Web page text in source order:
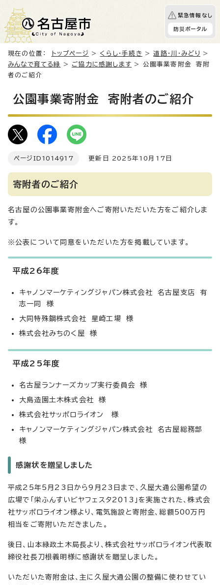
緊急情報なし
防災ポータル
現在の位置： トップページ > くらし・手続き >道路・川・みどり
>
みんなで育てる緑
> ご協力に感謝します > 公園事業寄附金 寄附
者のご紹介
公園事業寄附金 寄附者のご紹介
ページID 1014917 更新日 2025年10月17日
寄附者のご紹介
名古屋の公園事業寄附金へご寄附いただいた方をご紹介しま
す。
※公表について同意をいただいた方を掲載しています。
平成26年度
キャノンマーケティングジャパン株式会社 名古屋支店 有
志一同 様
大同特殊鋼株式会社 星崎工場 様
株式会社みちのく屋 様
平成25年度
名古屋ランナーズカップ実行委員会 様
大島造園土木株式会社 様
株式会社サッポロライオン 様
キャノンマーケティングジャパン株式会社 名古屋総務部
様
感謝状を贈呈しました
平成25年5月23日から9月23日まで、久屋大通公園希望の
広場で「栄ふんすいビヤフェスタ2013」を実施された、株式会
社サッポロライオン様より、電気施設と寄附金、総額500万円
相当をご寄附いただきました。
後日、山本緑政土木局長より、株式会社サッポロライオン代表取
締役社長刀根義明様に感謝状を贈呈しました。
いただいた寄附金は、主に久屋大通公園の整備に使わせてい